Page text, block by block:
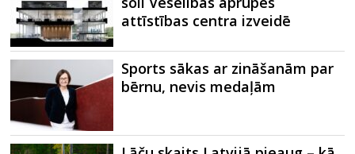
attīstības centra izveidē
Sports sākas ar zināšanām par
bērnu, nevis medaļām